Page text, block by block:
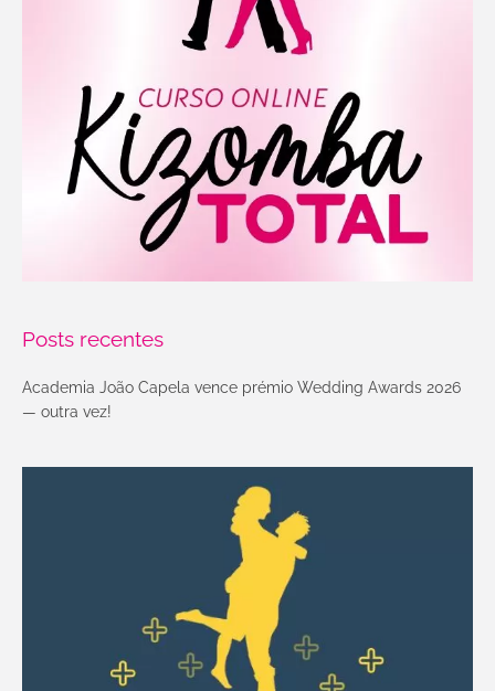
Posts recentes
Academia João Capela vence prémio Wedding Awards 2026
— outra vez!